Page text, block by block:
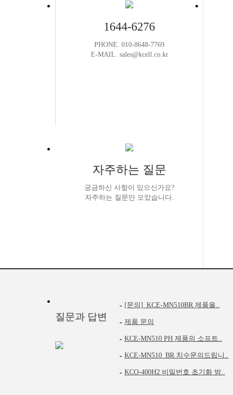
1644-6276
PHONE. 010-8648-7769
E-MAIL. sales@kcell.co.kr
자주하는 질문
궁금하신 사항이 있으신가요?
자주하는 질문만 모았습니다.
질문과 답변
- [문의]_KCE-MN510BR 제품을..
- 제품 문의
- KCE-MN510 PH 제품의 소프트..
- KCE-MN510_BR 치수문의드립니..
- KCO-400H2 비밀번호 초기화 방..